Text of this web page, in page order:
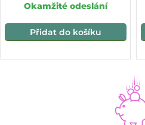
Okamžité odeslání
Přidat do košíku